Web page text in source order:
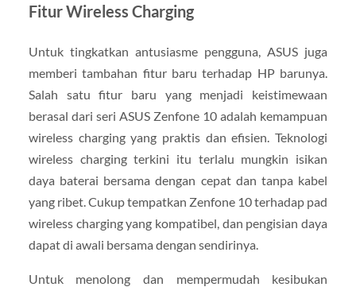
Fitur Wireless Charging
Untuk tingkatkan antusiasme pengguna, ASUS juga
memberi tambahan fitur baru terhadap HP barunya.
Salah satu fitur baru yang menjadi keistimewaan
berasal dari seri ASUS Zenfone 10 adalah kemampuan
wireless charging yang praktis dan efisien. Teknologi
wireless charging terkini itu terlalu mungkin isikan
daya baterai bersama dengan cepat dan tanpa kabel
yang ribet. Cukup tempatkan Zenfone 10 terhadap pad
wireless charging yang kompatibel, dan pengisian daya
dapat di awali bersama dengan sendirinya.
Untuk menolong dan mempermudah kesibukan